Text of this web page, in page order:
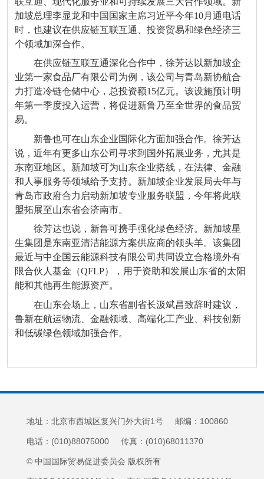
加坡总理李显龙和中国国家主席习近平今年10月通电话
时，也建议在供应链互联互通、投资贸易和绿色经济三
个领域加深合作。
在供应链互联互通深化合作中，徐芳达以新加坡企
业第一家食品厂有限公司为例，该公司与青岛新协航合
力打造冷链仓储中心，总投资额15亿元。该设施预计明
年第一季度投入运营，将促进新鲁乃至全世界的食品贸
易。
新鲁也可在山东企业国际化方面加强合作。徐芳达
说，近年有更多山东公司寻求到国外拓展业务，尤其是
东南亚地区。新加坡可为山东企业搭线，在法律、金融
和人事服务等领域给予支持。新加坡企业发展局去年与
青岛市政府合力启动新加坡专业服务联盟，今年将此联
盟拓展至山东省会济南市。
徐芳达也说，新鲁可携手强化绿色经济。新加坡星
生集团是东南亚清洁能源方案供应商的领头羊。该集团
最近与中企国云能源科技有限公司共同设立合格境外有
限合伙人基金（QFLP），用于资助和发展山东省的太阳
能和其他再生能源资产。
在山东会场上，山东省副省长汲斌昌致辞时建议，
鲁新在航运物流、金融领域、高端化工产业、科技创新
和低碳绿色领域加强合作。
地址：北京市西城区复兴门外大街1号 邮编：100860
电话：(010)88075000 传真：(010)68011370
© 中国国际贸易促进委员会 版权所有